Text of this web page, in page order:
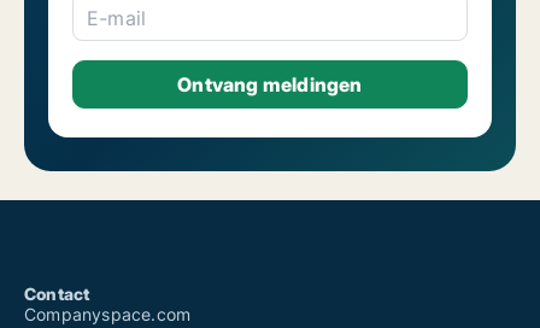
E-mail
Contact
Companyspace.com